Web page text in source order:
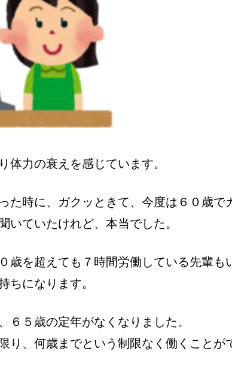
体力の衰えを感じています。
た時に、ガクッときて、今度は６０歳
いていたけれど、本当でした。
歳を超えても７時間労働している先輩も
ちになります。
６５歳の定年がなくなりました。
り、何歳までという制限なく働くことが